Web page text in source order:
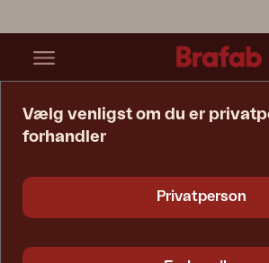
Vælg venligst om du er
forhandler
Privatperson